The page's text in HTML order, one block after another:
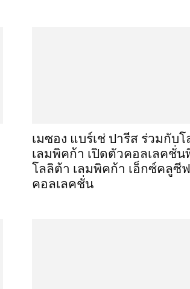
เมซอง แบร์เช่ ปารีส ร่วมกับ
เลมพิคก้า เปิดตัวคอลเลคชั่น
โลลิต้า เลมพิคก้า เอ็กซ์คลูซีฟ
คอลเลคชั่น